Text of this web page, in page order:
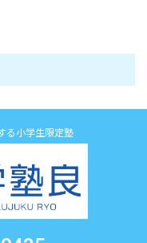
る小学生限定塾